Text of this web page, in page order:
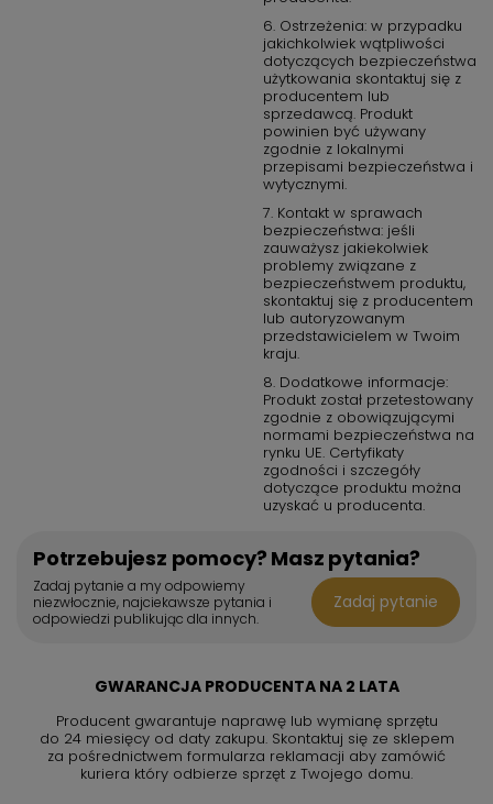
6. Ostrzeżenia: w przypadku
jakichkolwiek wątpliwości
dotyczących bezpieczeństwa
użytkowania skontaktuj się z
producentem lub
sprzedawcą. Produkt
powinien być używany
zgodnie z lokalnymi
przepisami bezpieczeństwa i
wytycznymi.
7. Kontakt w sprawach
bezpieczeństwa: jeśli
zauważysz jakiekolwiek
problemy związane z
bezpieczeństwem produktu,
skontaktuj się z producentem
lub autoryzowanym
przedstawicielem w Twoim
kraju.
8. Dodatkowe informacje:
Produkt został przetestowany
zgodnie z obowiązującymi
normami bezpieczeństwa na
rynku UE. Certyfikaty
zgodności i szczegóły
dotyczące produktu można
uzyskać u producenta.
Potrzebujesz pomocy? Masz pytania?
Zadaj pytanie a my odpowiemy
niezwłocznie, najciekawsze pytania i
odpowiedzi publikując dla innych.
Zadaj pytanie
GWARANCJA PRODUCENTA NA 2 LATA
Producent gwarantuje naprawę lub wymianę sprzętu
do 24 miesięcy od daty zakupu. Skontaktuj się ze sklepem
za pośrednictwem formularza reklamacji aby zamówić
kuriera który odbierze sprzęt z Twojego domu.